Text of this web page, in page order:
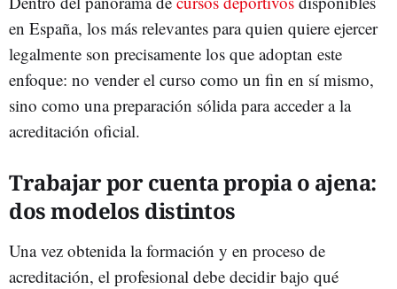
en España, los más relevantes para quien quiere ejercer
legalmente son precisamente los que adoptan este
enfoque: no vender el curso como un fin en sí mismo,
sino como una preparación sólida para acceder a la
acreditación oficial.
Trabajar por cuenta propia o ajena:
dos modelos distintos
Una vez obtenida la formación y en proceso de
acreditación, el profesional debe decidir bajo qué